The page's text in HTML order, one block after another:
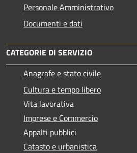
Personale Amministrativo
Documenti e dati
CATEGORIE DI SERVIZIO
Anagrafe e stato civile
Cultura e tempo libero
Vita lavorativa
Imprese e Commercio
Appalti pubblici
Catasto e urbanistica